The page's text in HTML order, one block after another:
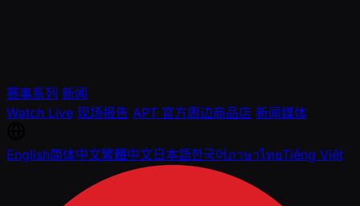
赛事系列 新闻
Watch Live 现场报告 APT 官方周边商品店 新闻媒体
English简体中文繁體中文日本語한국어ภาษาไทยTiếng Việt